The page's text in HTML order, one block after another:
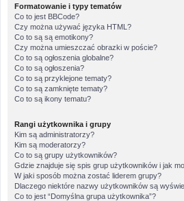
Formatowanie i typy tematów
Co to jest BBCode?
Czy można używać języka HTML?
Co to są są emotikony?
Czy można umieszczać obrazki w poście?
Co to są ogłoszenia globalne?
Co to są ogłoszenia?
Co to są przyklejone tematy?
Co to są zamknięte tematy?
Co to są ikony tematu?
Rangi użytkownika i grupy
Kim są administratorzy?
Kim są moderatorzy?
Co to są grupy użytkowników?
Gdzie znajduje się spis grup użytkowników i jak
W jaki sposób można zostać liderem grupy?
Dlaczego niektóre nazwy użytkowników są
Co to jest “Domyślna grupa użytkownika”?